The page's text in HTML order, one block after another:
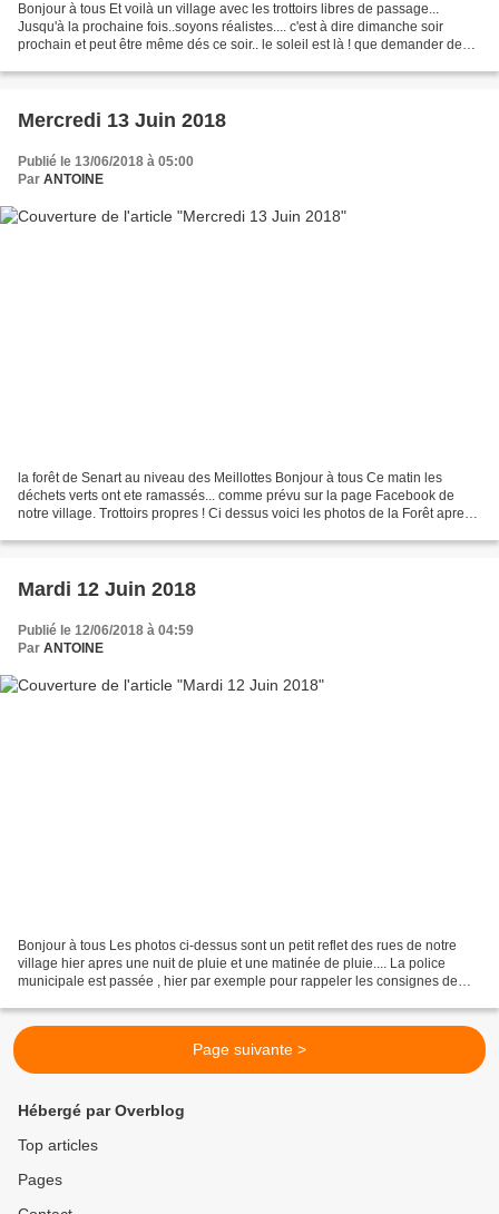
Bonjour à tous Et voilà un village avec les trottoirs libres de passage...
Jusqu'à la prochaine fois..soyons réalistes.... c'est à dire dimanche soir
prochain et peut être même dés ce soir.. le soleil est là ! que demander de
Mercredi 13 Juin 2018
Publié le 13/06/2018 à 05:00
Par ANTOINE
la forêt de Senart au niveau des Meillottes Bonjour à tous Ce matin les
déchets verts ont ete ramassés... comme prévu sur la page Facebook de
notre village. Trottoirs propres ! Ci dessus voici les photos de la Forêt apres
Mardi 12 Juin 2018
Publié le 12/06/2018 à 04:59
Par ANTOINE
Bonjour à tous Les photos ci-dessus sont un petit reflet des rues de notre
village hier apres une nuit de pluie et une matinée de pluie.... La police
municipale est passée , hier par exemple pour rappeler les consignes de
Page suivante >
Hébergé par Overblog
Top articles
Pages